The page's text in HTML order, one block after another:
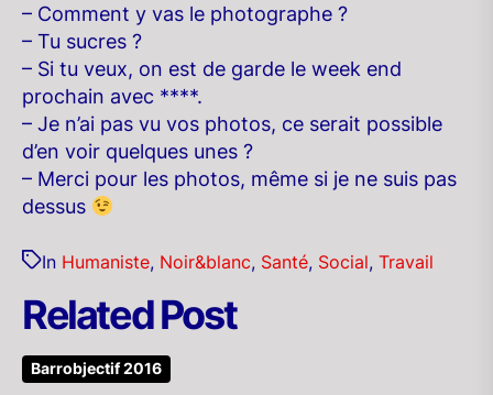
– Comment y vas le photographe ?
– Tu sucres ?
– Si tu veux, on est de garde le week end
prochain avec ****.
– Je n’ai pas vu vos photos, ce serait possible
d’en voir quelques unes ?
– Merci pour les photos, même si je ne suis pas
dessus
In Humaniste, Noir&blanc, Santé, Social, Travail
Related Post
Barrobjectif 2016